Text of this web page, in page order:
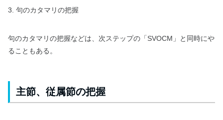
句のカタマリの把握
句のカタマリの把握などは、次ステップの「SVOCM」と同時にや
ることもある。
主節、従属節の把握